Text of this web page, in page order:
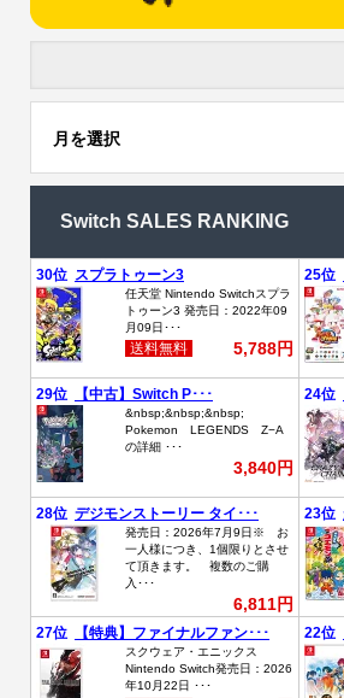
月を選択
Switch SALES RANKING